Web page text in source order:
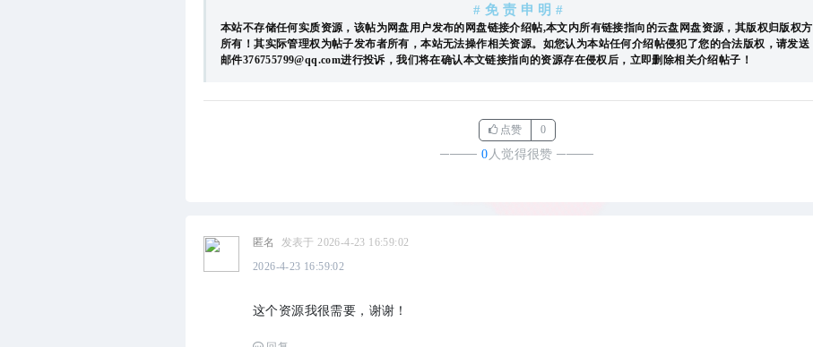
# 免 责 申 明 #
本站不存储任何实质资源，该帖为网盘用户发布的网盘链接介绍帖,本文内所有链接指向的云盘网盘资源，其版权归版权方
所有！其实际管理权为帖子发布者所有，本站无法操作相关资源。如您认为本站任何介绍帖侵犯了您的合法版权，请发送
邮件376755799@qq.com进行投诉，我们将在确认本文链接指向的资源存在侵权后，立即删除相关介绍帖子！
点赞 0
────0 人觉得很赞 ────
匿名 发表于 2026-4-23 16:59:02
2026-4-23 16:59:02
这个资源我很需要，谢谢！